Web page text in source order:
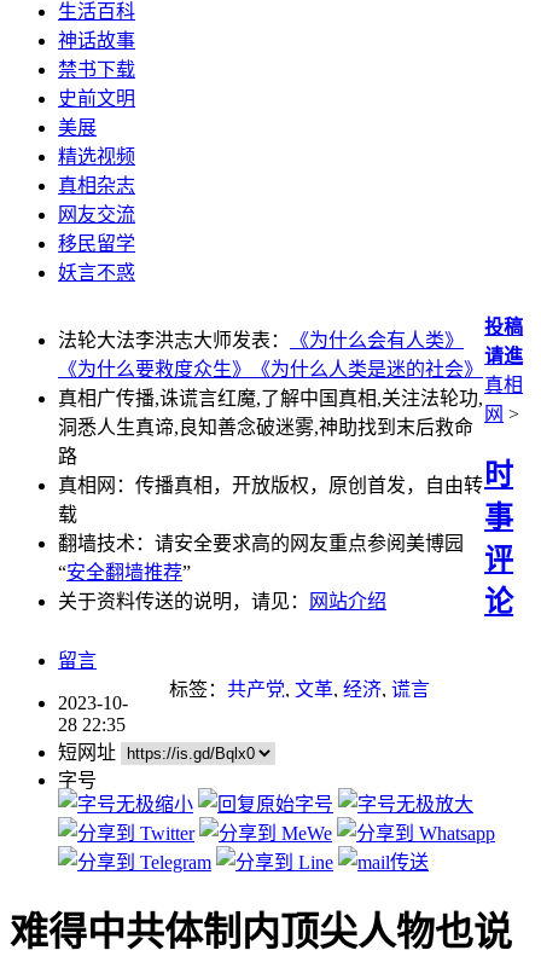
生活百科
神话故事
禁书下载
史前文明
美展
精选视频
真相杂志
网友交流
移民留学
妖言不惑
法轮大法李洪志大师发表：
《为什么会有人类》
《为什么要救度众生》
《为什么人类是迷的社会》
真相广传播,诛谎言红魔,了解中国真相,关注法轮功,
洞悉人生真谛,良知善念破迷雾,神助找到末后救命
路
真相网：传播真相，开放版权，原创首发，自由转
载
翻墙技术：请安全要求高的网友重点参阅美博园
“安全翻墙推荐”
关于资料传送的说明，请见：
网站介绍
投稿
请進
真相
网 >
时
事
评
论
留言
标签： 共产党, 文革, 经济, 谎言
2023-10-
28 22:35
短网址
字号
难得中共体制内顶尖人物也说